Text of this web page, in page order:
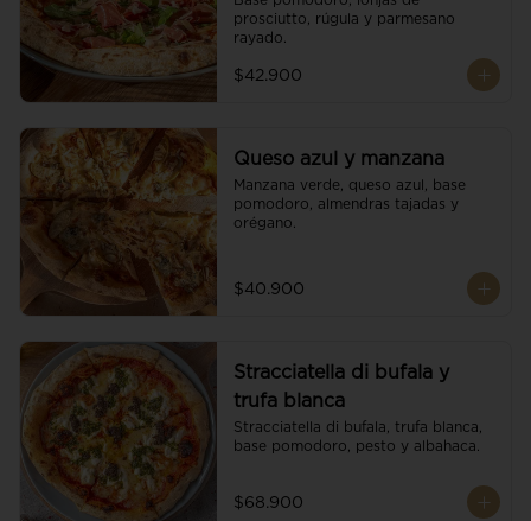
prosciutto, rúgula y parmesano
rayado.
$42.900
Queso azul y manzana
Manzana verde, queso azul, base
pomodoro, almendras tajadas y
orégano.
$40.900
Stracciatella di bufala y
trufa blanca
Stracciatella di bufala, trufa blanca,
base pomodoro, pesto y albahaca.
$68.900